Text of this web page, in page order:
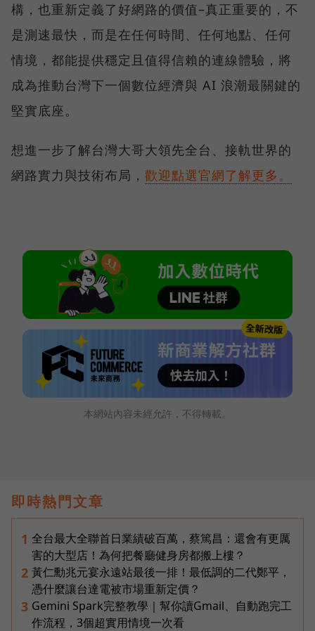
構，也重新定義了好網路的價值–真正重要的，不
是測速最快，而是在任何時間、任何地點、任何
情境，都能提供穩定且值得信賴的連線體驗，將
成為推動台灣下一個數位經濟與 AI 浪潮最關鍵的
堅實底座。
想進一步了解台灣大哥大領先全台、接軌世界的
網路實力與技術布局， 歡迎點選官網了解更多。
本網站內容未經允許，不得轉載。
即時熱門文章
1 全台最大全聯首日業績破百萬，蔡篤昌：還會有更厲
害的大型店！為何把餐廳健身房都搬上樓？
2 黃仁勳兆元宴永遠站最後一排！最低調的二代鄭平，
憑什麼讓台達電被市場重新定價？
3 Gemini Spark完整教學｜幫你讀Gmail、自動跑完工
作流程，3個超實用情境一次看